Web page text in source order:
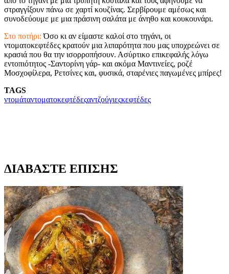
στραγγίξουν πάνω σε χαρτί κουζίνας. Σερβίρουμε αμέσως και
συνοδεύουμε με μια πράσινη σαλάτα με άνηθο και κουκουνάρι.
Στο ποτήρι:Όσο κι αν είμαστε καλοί στο τηγάνι, οι
ντοματοκεφτέδες κρατούν μια λιπαρότητα που μας υποχρεώνει σε
κρασιά που θα την ισορροπήσουν. Ασύρτικο επικεφαλής λόγω
εντοπιότητος -Σαντορίνη γάρ- και ακόμα Μαντινείες, ροζέ
Μοσχοφίλερα, Ρετσίνες και, φυσικά, σταρένιες παγωμένες μπίρες!
TAGS
ντομάταντοματοκεφτέδεςαντζούγιεςκεφτέδες
ΔΙΑΒΑΣΤΕ ΕΠΙΣΗΣ